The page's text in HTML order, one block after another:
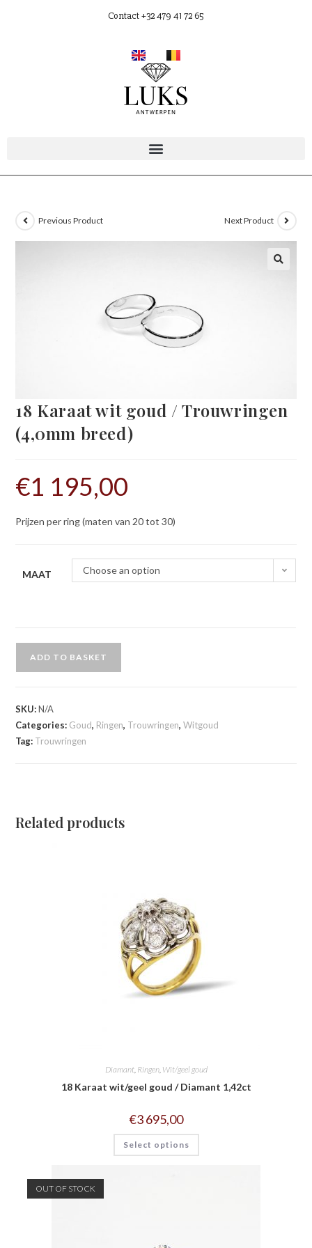
Contact +32 479 41 72 65
Previous Product Next Product
18 Karaat wit goud / Trouwringen
(4,0mm breed)
€1 195,00
Prijzen per ring (maten van 20 tot 30)
MAAT Choose an option
ADD TO BASKET
SKU:N/A
Categories: Goud, Ringen, Trouwringen,Witgoud
Tag: Trouwringen
Related products
Diamant, Ringen, Wit/geel goud
18 Karaat wit/geel goud / Diamant 1,42ct
€3 695,00
Select options
OUT OF STOCK